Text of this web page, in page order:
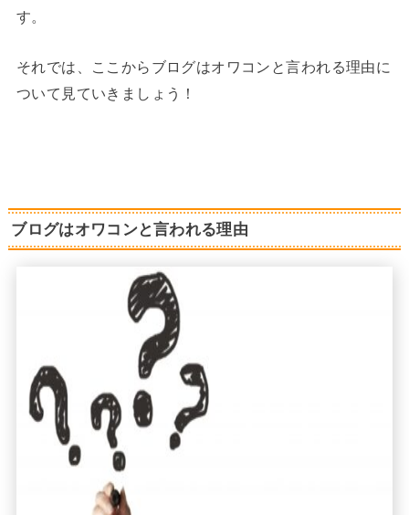
す。
それでは、ここからブログはオワコンと言われる理由に
ついて見ていきましょう！
ブログはオワコンと言われる理由